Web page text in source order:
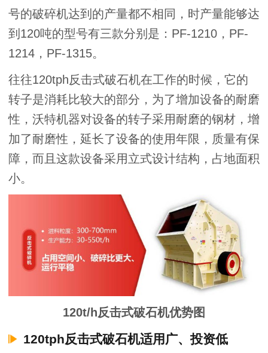
号的破碎机达到的产量都不相同，时产量能够达
到120吨的型号有三款分别是：PF-1210，PF-
1214，PF-1315。
往往120tph反击式破石机在工作的时候，它的
转子是消耗比较大的部分，为了增加设备的耐磨
性，沃特机器对设备的转子采用耐磨的钢材，增
加了耐磨性，延长了设备的使用年限，质量有保
障，而且这款设备采用立式设计结构，占地面积
小。
120t/h反击式破石机优势图
120tph反击式破石机适用广、投资低